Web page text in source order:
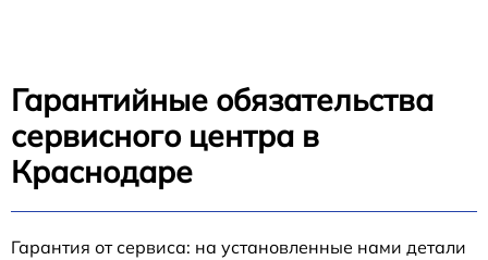
Гарантийные обязательства
сервисного центра в
Краснодаре
Гарантия от сервиса: на установленные нами детали